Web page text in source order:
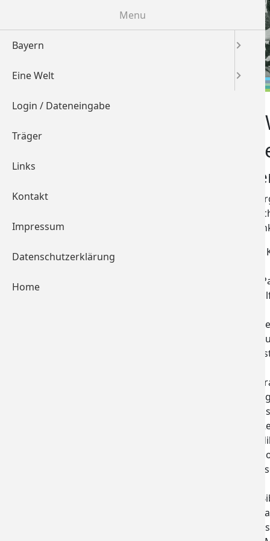
Portal Bayern
Eine Welt
Login / Dateneingabe
Träger
Kontakt
St.
63743
Eine
18 Jahre
unsere
1996 10
1998 1
1999
1999
2000
(durch
2000-01
2001
2002
2003-07
1999-06
2005
Menu
Bayern
Eine Welt
Login / Dateneingabe
Träger
Links
Kontakt
Impressum
Datenschutzerklärung
Home